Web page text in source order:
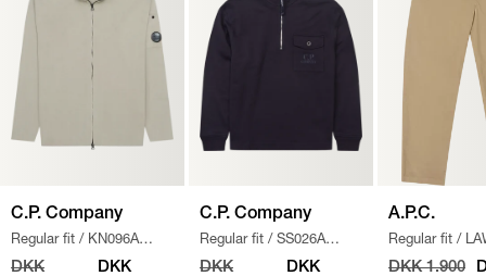
C.P. Company
Regular fit / KN096A
110560A STRIK / SAND
DKK DKK
C.P. Company
Regular fit / SS026A
005086W SWEATSHIRT
DKK DKK
A.P.C.
Regular fit /
CHINO
DKK 1.900